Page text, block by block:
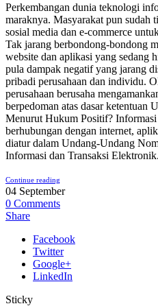
Perkembangan dunia teknologi
maraknya. Masyarakat pun sudah
sosial media dan e-commerce
Tak jarang berbondong-bondong
website dan aplikasi yang sedang
pula dampak negatif yang jarang
pribadi perusahaan dan individu.
perusahaan berusaha
berpedoman atas dasar
Menurut Hukum Positif?
berhubungan dengan internet,
diatur dalam Undang-Undang
Informasi dan Transaksi
Continue reading
04 September
0 Comments
Share
Facebook
Twitter
Google+
LinkedIn
Sticky